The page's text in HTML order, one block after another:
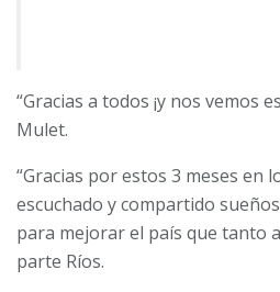
“Gracias a todos ¡y nos vemos
Mulet.
“Gracias por estos 3 meses en
escuchado y compartido
para mejorar el país que tanto
parte Ríos.